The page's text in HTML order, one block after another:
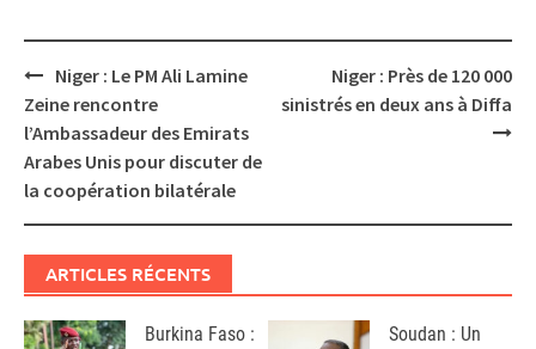
Post
navigation
Niger : Le PM Ali Lamine
Zeine rencontre
l’Ambassadeur des Emirats
Arabes Unis pour discuter de
la coopération bilatérale
Niger : Près de 120 000
sinistrés en deux ans à Diffa
ARTICLES RÉCENTS
Burkina Faso :
Soudan : Un